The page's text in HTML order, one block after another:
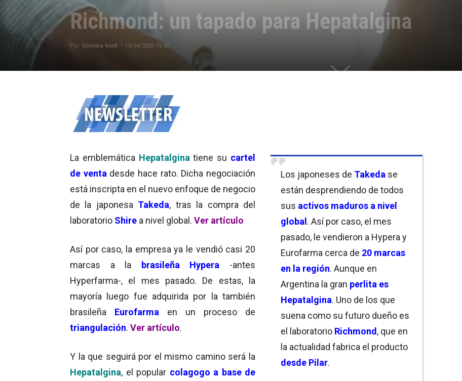
Richmond: un tapado para Hepatalgina
Por Cristina Kroll - 15/04/2020 15:30
Los japoneses de Takeda se
están desprendiendo de todos
sus activos maduros a nivel
global. Así por caso, el mes
pasado, le vendieron a Hypera y
Eurofarma cerca de 20 marcas
en la región. Aunque en
Argentina la gran perlita es
Hepatalgina. Uno de los que
suena como su futuro dueño es
el laboratorio Richmond, que en
la actualidad fabrica el producto
desde Pilar.
La emblemática Hepatalgina tiene su cartel
de venta desde hace rato. Dicha negociación
está inscripta en el nuevo enfoque de negocio
de la japonesa Takeda, tras la compra del
laboratorio Shire a nivel global. Ver artículo
Así por caso, la empresa ya le vendió casi 20
marcas a la brasileña Hypera -antes
Hyperfarma-, el mes pasado. De estas, la
mayoría luego fue adquirida por la también
brasileña Eurofarma
en un proceso de
triangulación. Ver artículo.
Y la que seguirá por el mismo camino será la
Hepatalgina, el popular colagogo a base de